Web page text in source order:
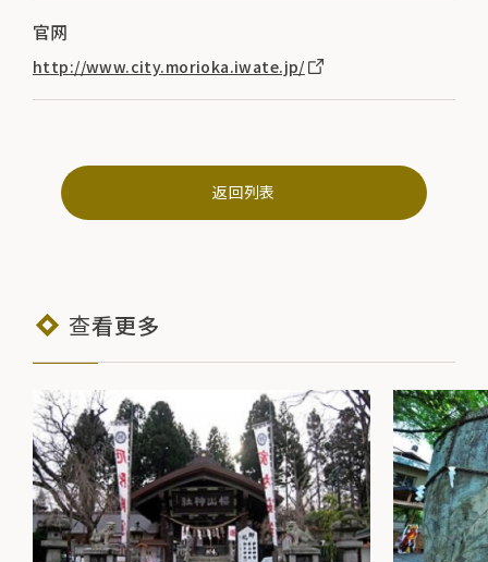
官网
http://www.city.morioka.iwate.jp/
返回列表
查看更多